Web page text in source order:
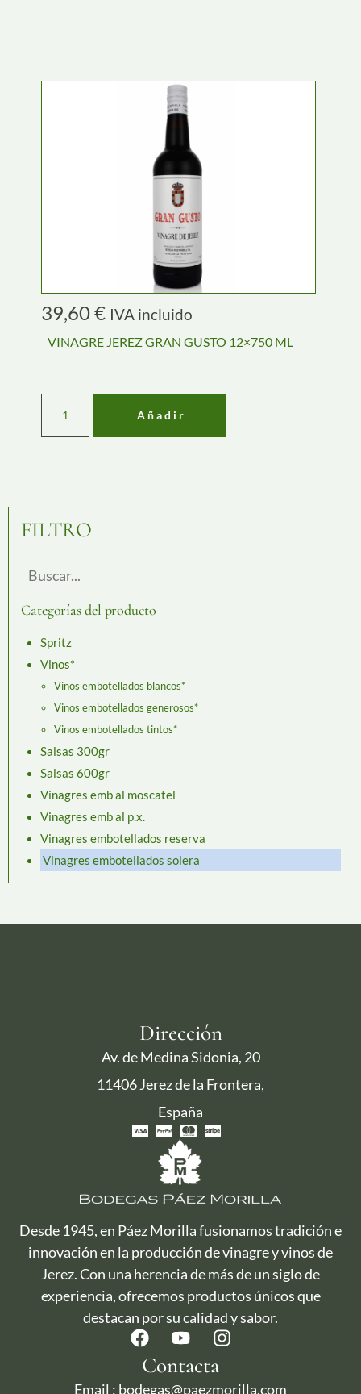
39,60€ IVA incluido
VINAGRE JEREZ GRAN GUSTO 12×750 ML
Añadir
FILTRO
Categorías del producto
Spritz
Vinos*
Vinos embotellados blancos*
Vinos embotellados generosos*
Vinos embotellados tintos*
Salsas 300gr
Salsas 600gr
Vinagres emb al moscatel
Vinagres emb al p.x.
Vinagres embotellados reserva
Vinagres embotellados solera
Dirección
Av. de Medina Sidonia, 20
11406 Jerez de la Frontera,
España
Desde 1945, en Páez Morilla fusionamos tradición e
innovación en la producción de vinagre y vinos de
Jerez. Con una herencia de más de un siglo de
experiencia, ofrecemos productos únicos que
destacan por su calidad y sabor.
Contacta
Email : bodegas@paezmorilla.com